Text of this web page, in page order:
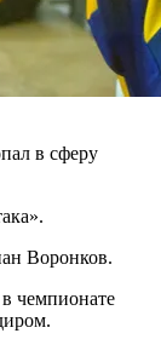
в сферу
Воронков.
чемпионате